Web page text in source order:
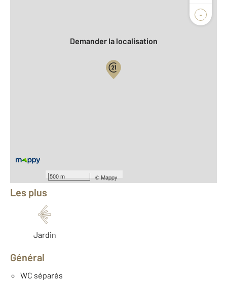
-
500 m ©Mappy
Biens vendus
Demander la localisation
Équipements
Les plus
Jardin
Général
WC séparés